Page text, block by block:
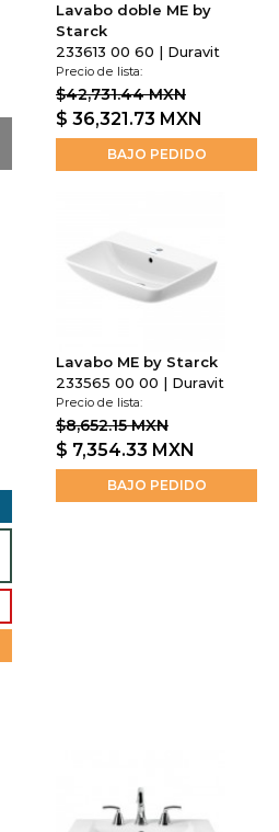
Lavabo doble ME by
Starck
233613 00 60 | Duravit
Precio de lista:
$42,731.44 MXN
$ 36,321.73 MXN
BAJO PEDIDO
Lavabo ME by Starck
233565 00 00 | Duravit
Precio de lista:
$8,652.15 MXN
$ 7,354.33 MXN
BAJO PEDIDO